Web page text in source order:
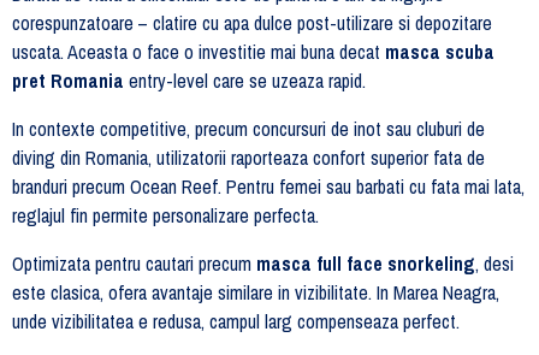
corespunzatoare – clatire cu apa dulce post-utilizare si depozitare
uscata. Aceasta o face o investitie mai buna decat masca scuba
pret Romania entry-level care se uzeaza rapid.
In contexte competitive, precum concursuri de inot sau cluburi de
diving din Romania, utilizatorii raporteaza confort superior fata de
branduri precum Ocean Reef. Pentru femei sau barbati cu fata mai lata,
reglajul fin permite personalizare perfecta.
Optimizata pentru cautari precum masca full face snorkeling, desi
este clasica, ofera avantaje similare in vizibilitate. In Marea Neagra,
unde vizibilitatea e redusa, campul larg compenseaza perfect.